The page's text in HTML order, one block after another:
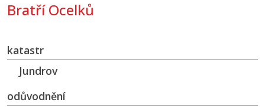
Bratří Ocelků
katastr
Jundrov
odůvodnění